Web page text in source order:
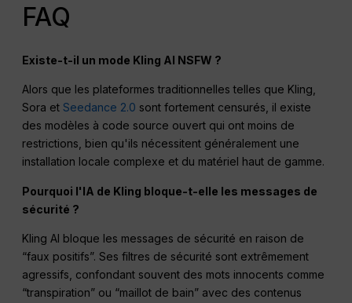
FAQ
Existe-t-il un mode Kling AI NSFW ?
Alors que les plateformes traditionnelles telles que Kling,
Sora etSeedance 2.0 sont fortement censurés, il existe
des modèles à code source ouvert qui ont moins de
restrictions, bien qu'ils nécessitent généralement une
installation locale complexe et du matériel haut de gamme.
Pourquoi l'IA de Kling bloque-t-elle les messages de
sécurité ?
Kling AI bloque les messages de sécurité en raison de
“faux positifs”. Ses filtres de sécurité sont extrêmement
agressifs, confondant souvent des mots innocents comme
“transpiration” ou “maillot de bain” avec des contenus